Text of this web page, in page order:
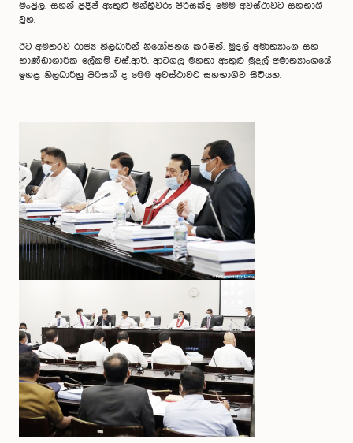
මංජුල, සහන් ප්‍රදීප් ඇතුළු මන්ත්‍රීවරු පිරිසක්ද මෙම අවස්ථාවට සහභාගී
වූහ.
ඊට අමතරව රාජ්‍ය නිලධාරීන් නියෝජනය කරමින්, මුදල් අමාත්‍යාංශ සහ
භාණ්ඩාගාරික ලේකම් එස්.ආර්. ආටිගල මහතා ඇතුළු මුදල් අමාත්‍යාංශයේ
ඉහළ නිලධාරීහු පිරිසක් ද මෙම අවස්ථාවට සහභාගිව සිටියහ.